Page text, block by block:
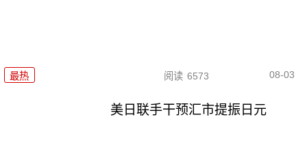
最热 阅读 6573 08-03
美日联手干预汇市提振日元